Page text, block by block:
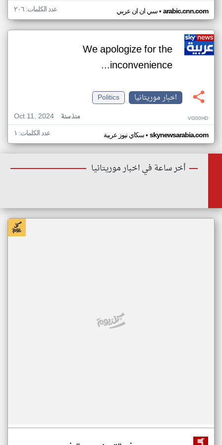
سي ان ان عربي• arabic.cnn.com عدد الكلمات: ٢٠٦
We apologize for the
inconvenience...
اخبار موريتانيا
Politics
Oct 11, 2024
منذ سنة VG00HD
سكاي نيوز عربية• skynewsarabia.com عدد الكلمات: ١
أخر ساعة في اخبار موريتانيا